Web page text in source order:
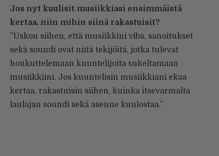
Jos nyt kuulisit musiikkiasi ensimmäistä
kertaa, niin mihin siinä rakastuisit?
”Uskon siihen, että musiikkini viba, sanoitukset
sekä soundi ovat niitä tekijöitä, jotka tulevat
houkuttelemaan kuuntelijoita sukeltamaan
musiikkiini. Jos kuuntelisin musiikkiani ekaa
kertaa, rakastuisin siihen, kuinka itsevarmalta
laulajan soundi sekä asenne kuulostaa.”